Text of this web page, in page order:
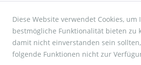
Diese Website verwendet Cookies, um
bestmögliche Funktionalität bieten zu
damit nicht einverstanden sein
folgende Funktionen nicht zur